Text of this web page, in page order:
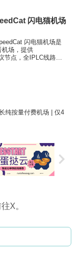
界节点：常用地区：
闪电猫机场
闪电猫机场是
机场，提供
节点，全IPLC线路，
纯按量付费机场 | 仅4
X。